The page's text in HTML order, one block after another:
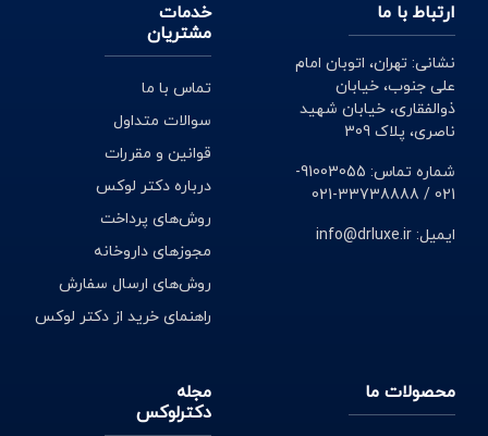
ارتباط با ما
نشانی: تهران، اتوبان امام
علی جنوب، خیابان
ذوالفقاری، خیابان شهید
ناصری، پلاک 309
شماره تماس: 91003055-
021 / 33738888-021
ایمیل: info@drluxe.ir
خدمات
مشتریان
تماس با ما
سوالات متداول
قوانین و مقررات
درباره دکتر لوکس
روش‌های پرداخت
مجوزهای داروخانه
روش‌های ارسال سفارش
راهنمای خرید از دکتر لوکس
محصولات ما
مجله
دکترلوکس